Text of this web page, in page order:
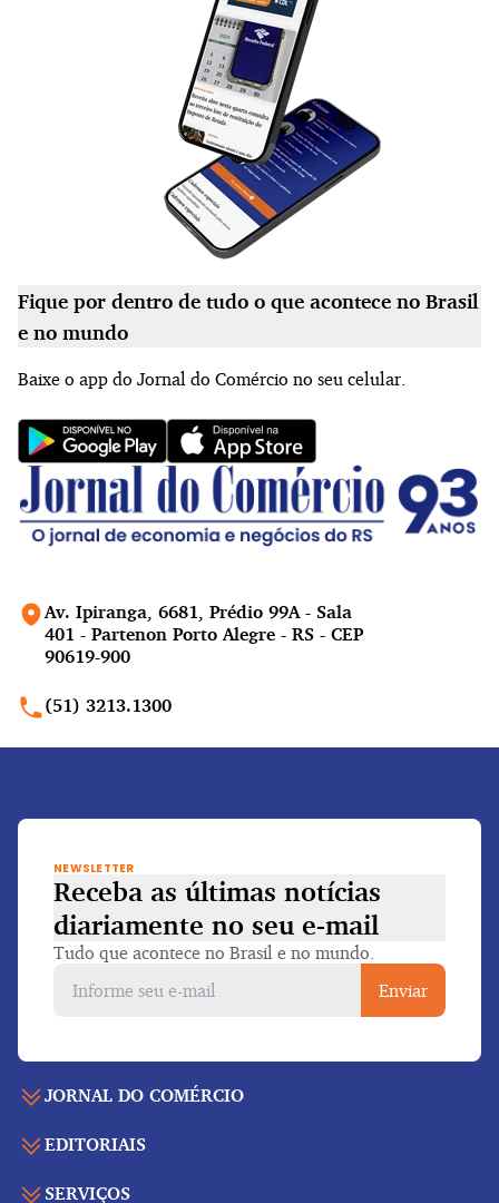
Av. Ipiranga, 6681, Prédio 99A - Sala
401 - Partenon Porto Alegre - RS - CEP
90619-900
(51) 3213.1300
Fique por dentro de tudo o que acontece no Brasil
e no mundo
Baixe o app do Jornal do Comércio no seu celular.
JORNAL DO COMÉRCIO
Capa
EDITORIAIS
Economia
SERVIÇOS
NEWSLETTER
Receba as últimas notícias
diariamente no seu e-mail
Tudo que acontece no Brasil e no mundo.
Enviar